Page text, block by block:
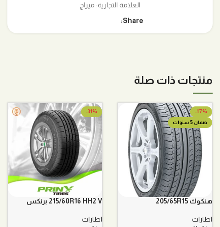
العلامة التجارية: ميراج
Share:
منتجات ذات صلة
-17%
ضمان 5 سنوات
هنكوك 205/65R15
اطارات
-31%
215/60R16 HH2 V برنكس
اطارات